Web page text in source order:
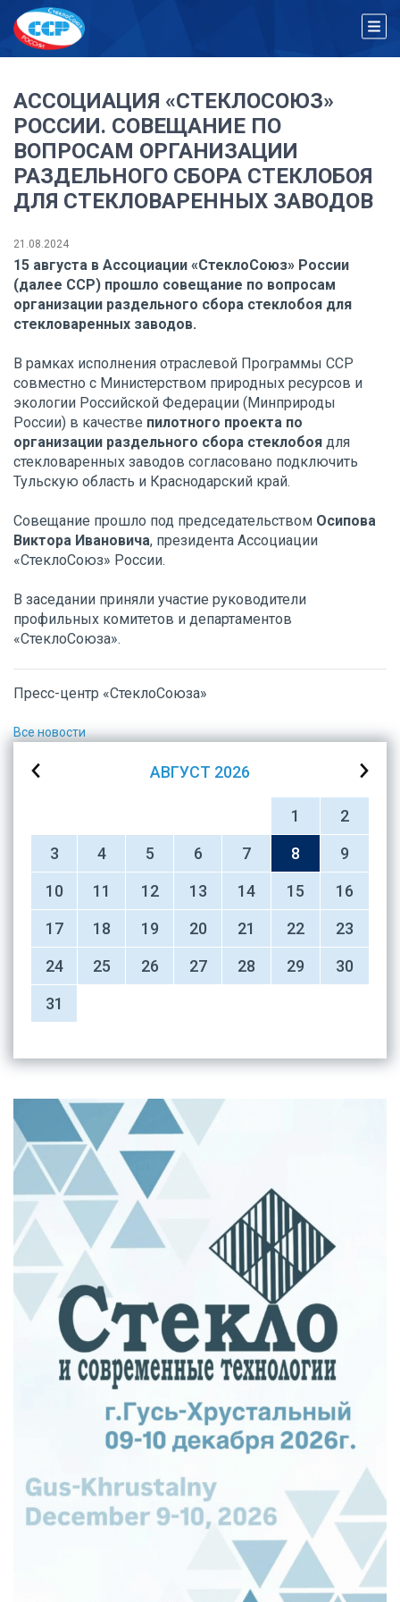
АССОЦИАЦИЯ «СТЕКЛОСОЮЗ»
РОССИИ. СОВЕЩАНИЕ ПО
ВОПРОСАМ ОРГАНИЗАЦИИ
РАЗДЕЛЬНОГО СБОРА СТЕКЛОБОЯ
ДЛЯ СТЕКЛОВАРЕННЫХ ЗАВОДОВ
21.08.2024
15 августа в Ассоциации «СтеклоСоюз» России
(далее ССР) прошло совещание по вопросам
организации раздельного сбора стеклобоя для
стекловаренных заводов.
В рамках исполнения отраслевой Программы ССР
совместно с Министерством природных ресурсов и
экологии Российской Федерации (Минприроды
России) в качестве пилотного проекта по
организации раздельного сбора стеклобоя для
стекловаренных заводов согласовано подключить
Тульскую область и Краснодарский край.
Совещание прошло под председательством Осипова
Виктора Ивановича, президента Ассоциации
«СтеклоСоюз» России.
В заседании приняли участие руководители
профильных комитетов и департаментов
«СтеклоСоюза».
Пресс-центр «СтеклоСоюза»
Все новости
АВГУСТ 2026
1
2
3
4 5 6 7 8
9
10
11 12 13 14 15
16
17
18 19 20 21 22
23
24
25 26 27 28 29
30
31